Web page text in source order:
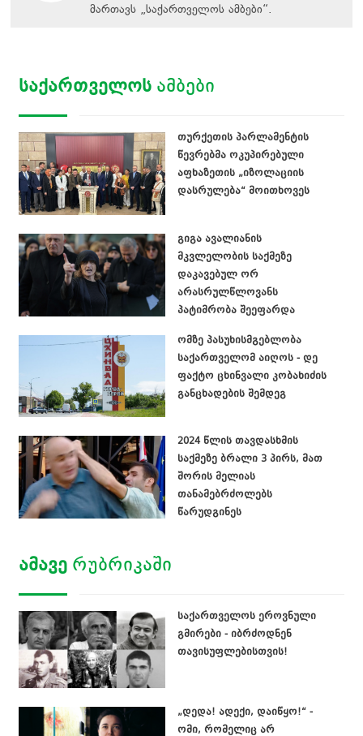
მართავს „საქართველოს ამბები“.
ᲡᲐᲥᲐᲠᲗᲕᲔᲚᲝᲡ ᲐᲛᲑᲔᲑᲘ
თურქეთის პარლამენტის
წევრებმა ოკუპირებული
აფხაზეთის „იზოლაციის
დასრულება“ მოითხოვეს
გიგა ავალიანის
მკვლელობის საქმეზე
დაკავებულ ორ
არასრულწლოვანს
პატიმრობა შეეფარდა
ომზე პასუხისმგებლობა
საქართველომ აიღოს - დე
ფაქტო ცხინვალი კობახიძის
განცხადების შემდეგ
2024 წლის თავდასხმის
საქმეზე ბრალი 3 პირს, მათ
შორის მელიას
თანამებრძოლებს
წარუდგინეს
ᲐᲛᲐᲕᲔ ᲠᲣᲑᲠᲘᲙᲐᲨᲘ
საქართველოს ეროვნული
გმირები - იბრძოდნენ
თავისუფლებისთვის!
„დედა! ადექი, დაიწყო!“ -
ომი, რომელიც არ